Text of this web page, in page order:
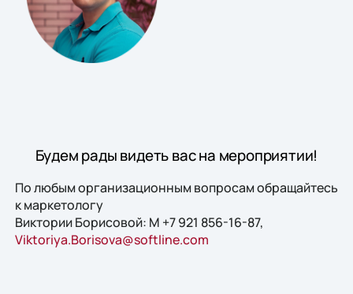
Будем рады видеть вас на мероприятии!
По любым организационным вопросам обращайтесь
к маркетологу
Виктории Борисовой: М +7 921 856-16-87,
Viktoriya.Borisova@softline.com